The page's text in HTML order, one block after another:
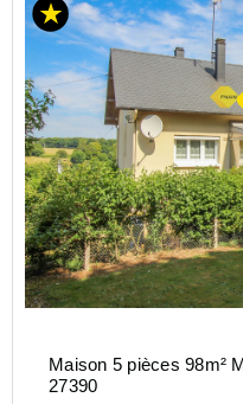
Maison 5 pièces 98m²
27390